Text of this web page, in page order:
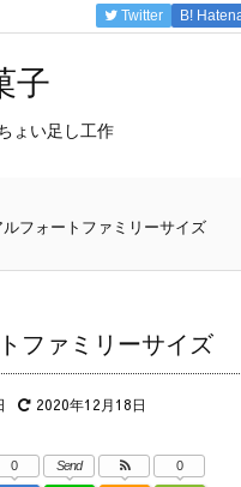
Twitter B!
子
ょい足し工作
ルフォートファミリーサイズ
ファミリーサイズ
2020年12月18日
0 Send 0